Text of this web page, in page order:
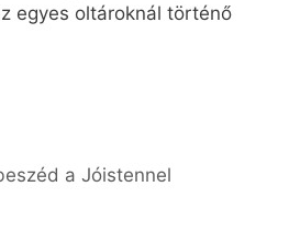
egyes oltároknál történő
a Jóistennel